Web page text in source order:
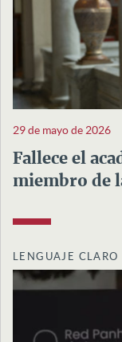
29 de mayo de 2026
Fallece el
miembro de
LENGUAJE CLARO